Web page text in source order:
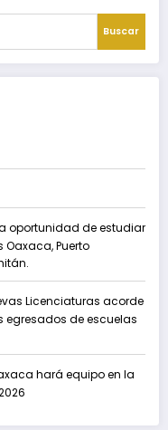
Buscar
oportunidad de estudiar
Puerto
Licenciaturas acorde
de escuelas
hará equipo en la